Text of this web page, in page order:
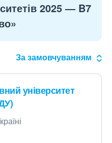
2025 — B7
За замовчуванням
університет